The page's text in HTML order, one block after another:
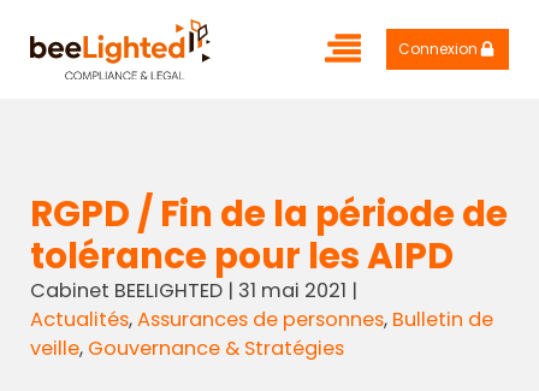
Connexion
RGPD / Fin de la période de
tolérance pour les AIPD
Cabinet BEELIGHTED| 31 mai 2021 |
Actualités,Assurances de personnes, Bulletin de
veille, Gouvernance & Stratégies